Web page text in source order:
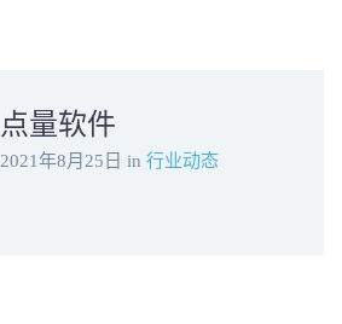
点量软件
2021年8月25日 in 行业动态